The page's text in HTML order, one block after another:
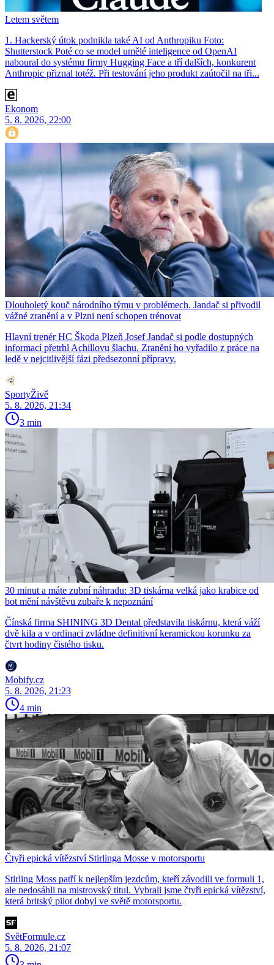
Letem světem
1. Hackerský útok podnikla také AI od Anthropiku Foto:
Shutterstock Poté co se model umělé inteligence od OpenAI
naboural do systému firmy Hugging Face a tří dalších, konkurent
Anthro­pic přiznal totéž. Při testování jeho produkt zaútočil na tři...
Ekonom
5. 8. 2026, 22:00
Dlouholetý kouč národního týmu v problémech. Jandač si přivodil
vážné zranění a v Plzni není schopen trénovat
Hlavní trenér HC Škoda Plzeň Josef Jandač si podle dostupných
informací přetrhl Achillovu šlachu. Zranění ho vyřadilo z práce na
ledě v nejcitlivější fázi předsezonní přípravy.
SportyŽivě
5. 8. 2026, 21:34
3 min
30 minut a máte zubní náhradu: 3D tiskárna velká jako krabice od
bot mění návštěvu zubaře k nepoznání
Čínská firma SHINING 3D Dental představila tiskárnu, která váží
dvě kila a v ordinaci zvládne definitivní keramickou korunku za
čtvrt hodiny čistého tisku.
Mobify.cz
5. 8. 2026, 21:23
4 min
Čtyři epická vítězství Stirlinga Mosse v motorsportu
Stirling Moss patří k nejlepším jezdcům, kteří závodili ve formuli 1,
ale nedosáhli na mistrovský titul. Vybrali jsme čtyři epická vítězství,
která britský pilot dobyl ve světě motorsportu.
SvětFormule.cz
5. 8. 2026, 21:07